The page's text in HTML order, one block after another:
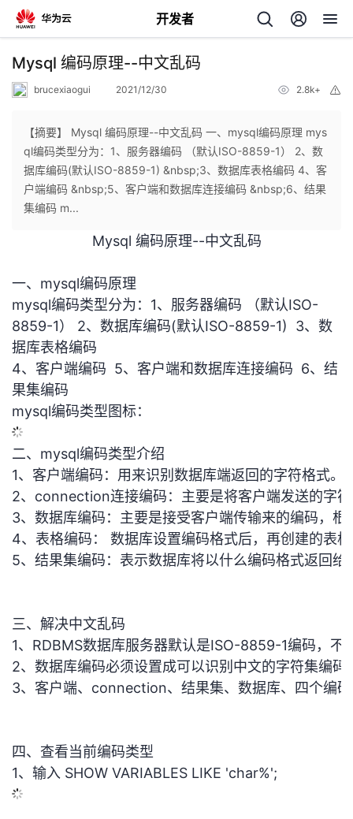
开发者
返
个
页
开
发
者
我
的
博
客
我
的
论
坛
我
的
圈
我
的
播
我
活
动
的
关
的
开
发
者
学
堂
我
程
认
证
的
实
我
的
藏
我
的
Programs
我
的
支
持
我
的
技
支
持
我
的
声
建
Mysql 编码原理--中文乱码
brucexiaogui 2021/12/30 2.8k+
【摘要】 Mysql 编码原理--中文乱码 一、mysql编码原理 mys
ql编码类型分为：1、服务器编码 （默认ISO-8859-1） 2、数
据库编码(默认ISO-8859-1) &nbsp;3、数据库表格编码 4、客
户端编码 &nbsp;5、客户端和数据库连接编码 &nbsp;6、结果
集编码 m...
Mysql 编码原理--中文乱码
一、mysql编码原理
mysql编码类型分为：1、服务器编码 （默认ISO-
8859-1） 2、数据库编码(默认ISO-8859-1) 3、数
据库表格编码
4、客户端编码 5、客户端和数据库连接编码 6、结
果集编码
mysql编码类型图标：
二、mysql编码类型介绍
1、客户端编码：用来识别数据库端返回的字符格式。
2、connection连接编码：主要是将客户端发送的字
3、数据库编码：主要是接受客户端传输来的编码，
4、表格编码： 数据库设置编码格式后，再创建的表
5、结果集编码：表示数据库将以什么编码格式返回给
三、解决中文乱码
1、RDBMS数据库服务器默认是ISO-8859-1编码，
2、数据库编码必须设置成可以识别中文的字符集编码
3、客户端、connection、结果集、数据库、四个编
四、查看当前编码类型
1、输入 SHOW VARIABLES LIKE 'char%';